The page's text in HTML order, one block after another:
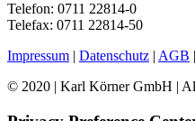
Telefon: 0711 22814-0
Telefax: 0711 22814-50
Impressum | Datenschutz | AGB |
© 2020 | Karl Körner GmbH |